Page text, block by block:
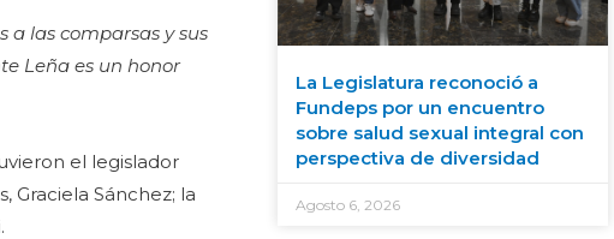
a las comparsas y sus
Leña es un honor
el legislador
Graciela Sánchez; la
La Legislatura reconoció a
Fundeps por un encuentro
sobre salud sexual integral con
perspectiva de diversidad
Agosto 6, 2026